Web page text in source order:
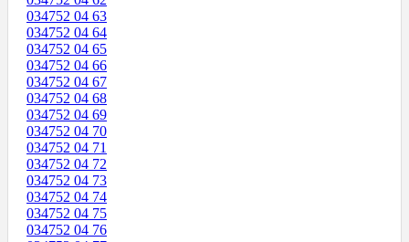
034752 04 63
034752 04 64
034752 04 65
034752 04 66
034752 04 67
034752 04 68
034752 04 69
034752 04 70
034752 04 71
034752 04 72
034752 04 73
034752 04 74
034752 04 75
034752 04 76